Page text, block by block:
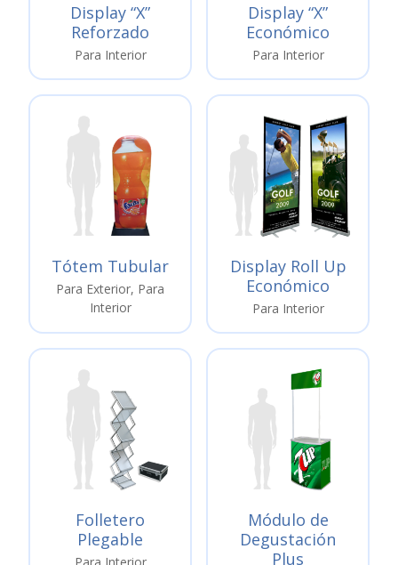
Display “X”
Reforzado
Para Interior
Display “X”
Económico
Para Interior
Tótem Tubular
Para Exterior, Para
Interior
Display Roll Up
Económico
Para Interior
Folletero
Plegable
Módulo de
Degustación
Plus